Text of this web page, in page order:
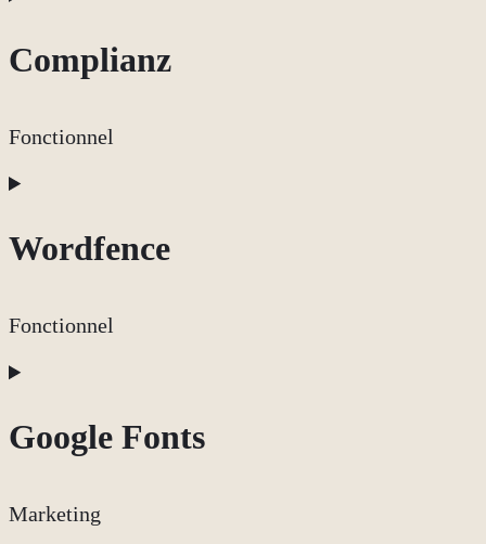
Consent
service
Complianz
Fonctionnel
Consent
service
Wordfence
Fonctionnel
Consent
service
Google Fonts
Marketing